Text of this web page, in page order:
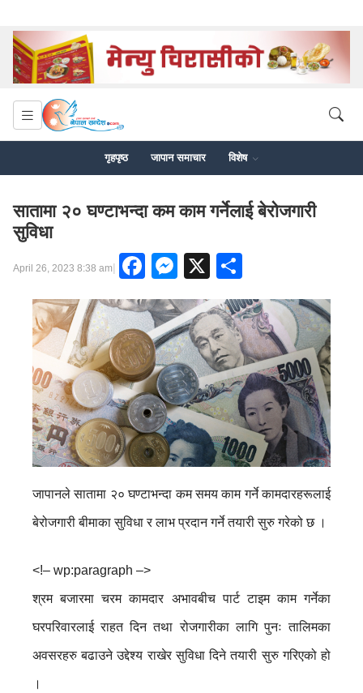
गृहपृष्ठ जापान समाचार विशेष
सातामा २० घण्टाभन्दा कम काम गर्नेलाई बेरोजगारी
सुविधा
April 26, 2023 8:38 am| Facebook
Messenger
X
जापानले सातामा २० घण्टाभन्दा कम समय काम गर्ने कामदारहरूलाई
बेरोजगारी बीमाका सुविधा र लाभ प्रदान गर्ने तयारी सुरु गरेको छ ।
<!– wp:paragraph –>
श्रम बजारमा चरम कामदार अभावबीच पार्ट टाइम काम गर्नेका
घरपरिवारलाई राहत दिन तथा रोजगारीका लागि पुनः तालिमका
अवसरहरु बढाउने उद्देश्य राखेर सुविधा दिने तयारी सुरु गरिएको हो
।